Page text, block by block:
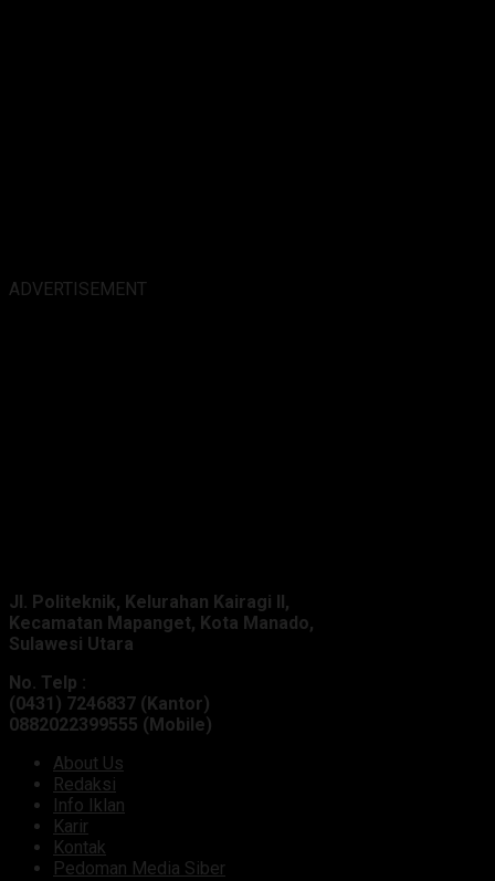
ADVERTISEMENT
Jl. Politeknik, Kelurahan Kairagi II,
Kecamatan Mapanget, Kota Manado,
Sulawesi Utara
No. Telp :
(0431) 7246837 (Kantor)
0882022399555 (Mobile)
About Us
Redaksi
Info Iklan
Karir
Kontak
Pedoman Media Siber